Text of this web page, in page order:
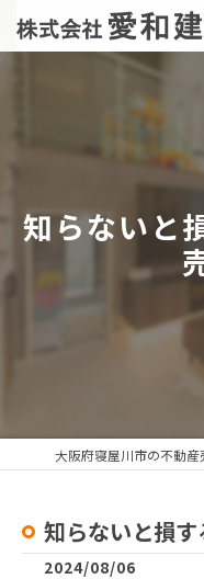
知らないと
知らないと損
2024/08/06